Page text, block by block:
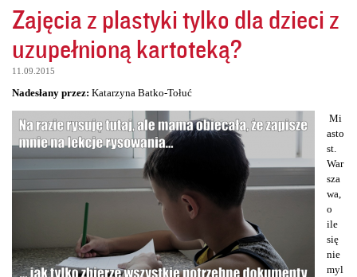
Zajęcia z plastyki tylko dla dzieci z
uzupełnioną kartoteką?
11.09.2015
Nadesłany przez: Katarzyna Batko-Tołuć
Mi
asto
st.
War
sza
wa,
o
ile
się
nie
myl